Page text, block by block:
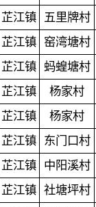
芷江镇
五里牌村
芷江镇
窑湾塘村
芷江镇
蚂蝗塘村
芷江镇
杨家村
芷江镇
杨家村
芷江镇
东门口村
芷江镇
中阳溪村
芷江镇
社塘坪村